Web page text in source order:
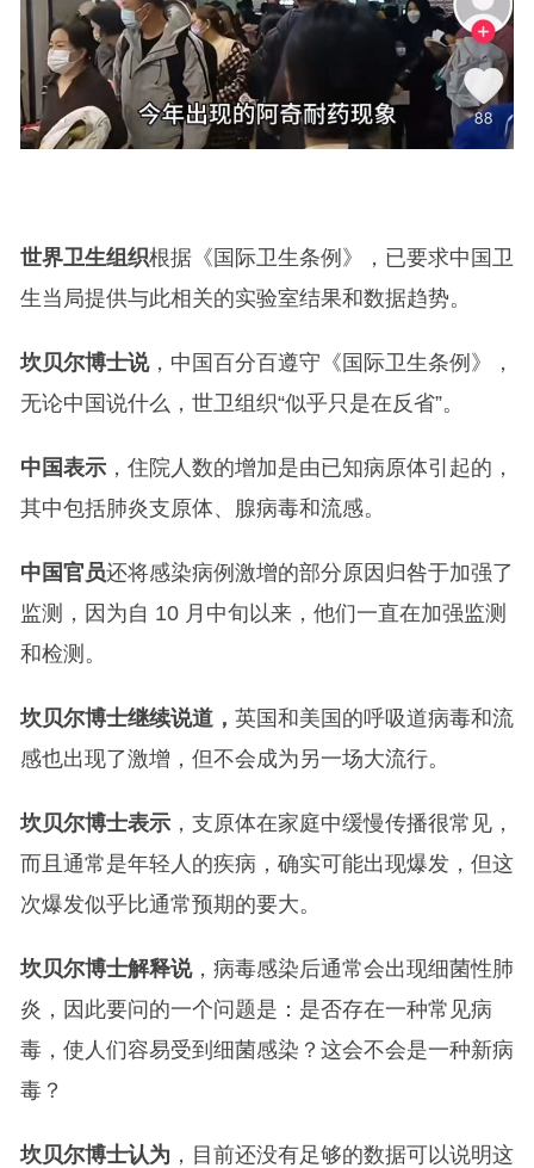
世界卫生组织根据《国际卫生条例》，已要求中国卫
生当局提供与此相关的实验室结果和数据趋势。
坎贝尔博士说，中国百分百遵守《国际卫生条例》，
无论中国说什么，世卫组织“似乎只是在反省”。
中国表示，住院人数的增加是由已知病原体引起的，
其中包括肺炎支原体、腺病毒和流感。
中国官员还将感染病例激增的部分原因归咎于加强了
监测，因为自 10 月中旬以来，他们一直在加强监测
和检测。
坎贝尔博士继续说道， 英国和美国的呼吸道病毒和流
感也出现了激增，但不会成为另一场大流行。
坎贝尔博士表示，支原体在家庭中缓慢传播很常见，
而且通常是年轻人的疾病，确实可能出现爆发，但这
次爆发似乎比通常预期的要大。
坎贝尔博士解释说，病毒感染后通常会出现细菌性肺
炎，因此要问的一个问题是：是否存在一种常见病
毒，使人们容易受到细菌感染？这会不会是一种新病
毒？
坎贝尔博士认为 ，目前还没有足够的数据可以说明这